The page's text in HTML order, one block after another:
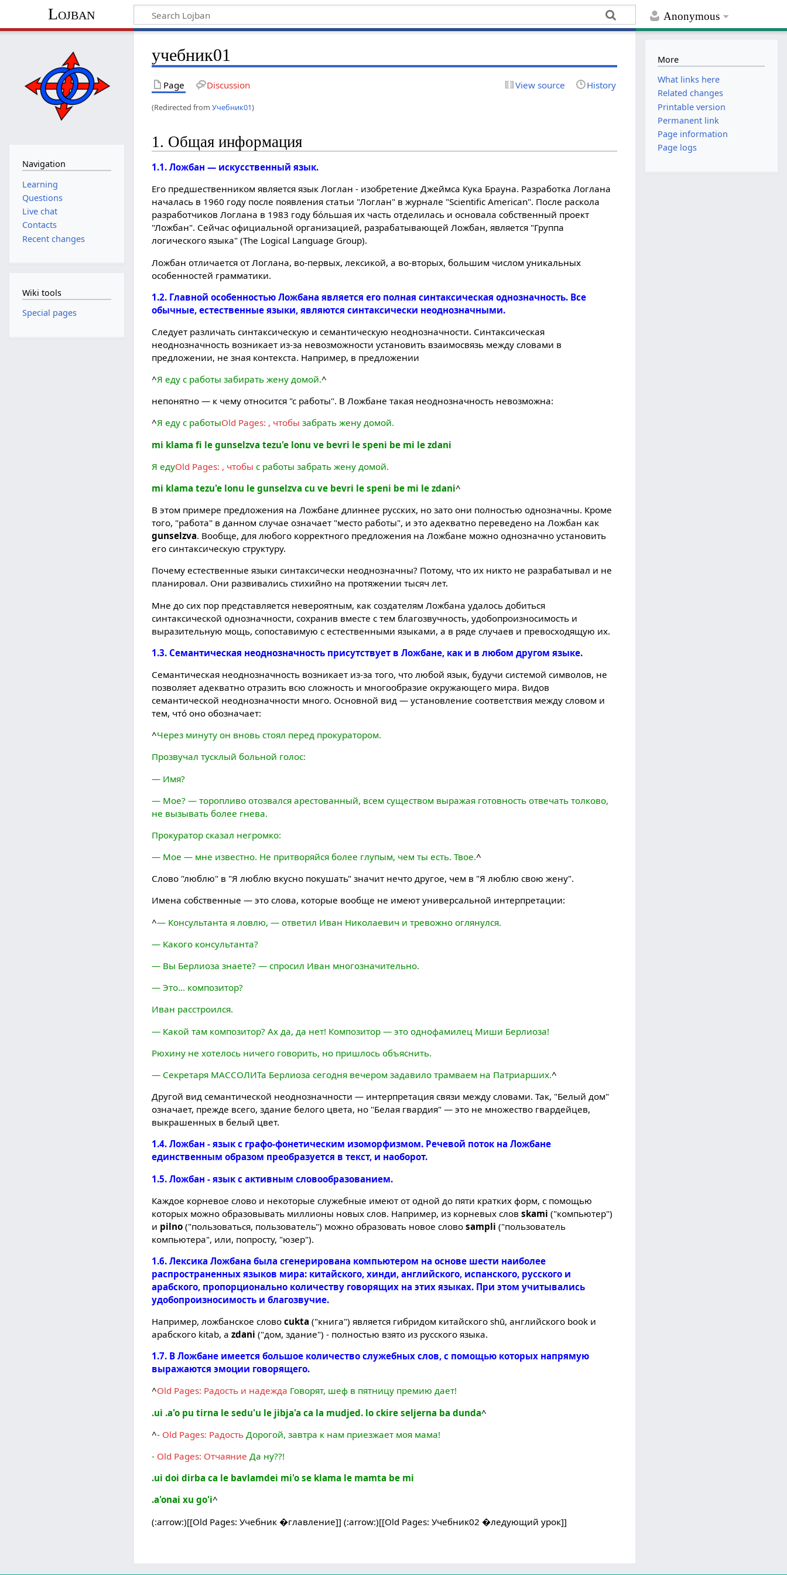
Anonymous
Lojban
учебник01
Page Discussion View source History
(Redirected fromУчебник01)
1. Общая информация
1.1. Ложбан — искусственный язык.
Его предшественником является язык Логлан - изобретение Джеймса Кука Брауна. Разработка Логлана
началась в 1960 году после появления статьи "Логлан" в журнале "Scientific American". После раскола
разработчиков Логлана в 1983 году бóльшая их часть отделилась и основала собственный проект
"Ложбан". Сейчас официальной организацией, разрабатывающей Ложбан, является "Группа
логического языка" (The Logical Language Group).
Ложбан отличается от Логлана, во-первых, лексикой, а во-вторых, большим числом уникальных
особенностей грамматики.
1.2. Главной особенностью Ложбана является его полная синтаксическая однозначность. Все
обычные, естественные языки, являются синтаксически неоднозначными.
Следует различать синтаксическую и семантическую неоднозначности. Синтаксическая
неоднозначность возникает из-за невозможности установить взаимосвязь между словами в
предложении, не зная контекста. Например, в предложении
^Я еду с работы забирать жену домой.^
непонятно — к чему относится "с работы". В Ложбане такая неоднозначность невозможна:
^Я еду с работыOld Pages: , чтобы забрать жену домой.
mi klama fi le gunselzva tezu'e lonu ve bevri le speni be mi le zdani
Я едуOld Pages: , чтобы с работы забрать жену домой.
mi klama tezu'e lonu le gunselzva cu ve bevri le speni be mi le zdani^
В этом примере предложения на Ложбане длиннее русских, но зато они полностью однозначны. Кроме
того, "работа" в данном случае означает "место работы", и это адекватно переведено на Ложбан как
gunselzva. Вообще, для любого корректного предложения на Ложбане можно однозначно установить
его синтаксическую структуру.
Почему естественные языки синтаксически неоднозначны? Потому, что их никто не разрабатывал и не
планировал. Они развивались стихийно на протяжении тысяч лет.
Мне до сих пор представляется невероятным, как создателям Ложбана удалось добиться
синтаксической однозначности, сохранив вместе с тем благозвучность, удобопроизносимость и
выразительную мощь, сопоставимую с естественными языками, а в ряде случаев и превосходящую их.
1.3. Семантическая неоднозначность присутствует в Ложбане, как и в любом другом языке.
Семантическая неоднозначность возникает из-за того, что любой язык, будучи системой символов, не
позволяет адекватно отразить всю сложность и многообразие окружающего мира. Видов
семантической неоднозначности много. Основной вид — установление соответствия между словом и
тем, чтó оно обозначает:
^Через минуту он вновь стоял перед прокуратором.
Прозвучал тусклый больной голос:
— Имя?
— Мое? — торопливо отозвался арестованный, всем существом выражая готовность отвечать толково,
не вызывать более гнева.
Прокуратор сказал негромко:
— Мое — мне известно. Не притворяйся более глупым, чем ты есть. Твое.^
Слово "люблю" в "Я люблю вкусно покушать" значит нечто другое, чем в "Я люблю свою жену".
Имена собственные — это слова, которые вообще не имеют универсальной интерпретации:
^— Консультанта я ловлю, — ответил Иван Николаевич и тревожно оглянулся.
— Какого консультанта?
— Вы Берлиоза знаете? — спросил Иван многозначительно.
— Это... композитор?
Иван расстроился.
— Какой там композитор? Ах да, да нет! Композитор — это однофамилец Миши Берлиоза!
Рюхину не хотелось ничего говорить, но пришлось объяснить.
— Секретаря МАССОЛИТа Берлиоза сегодня вечером задавило трамваем на Патриарших.^
Другой вид семантической неоднозначности — интерпретация связи между словами. Так, "Белый дом"
означает, прежде всего, здание белого цвета, но "Белая гвардия" — это не множество гвардейцев,
выкрашенных в белый цвет.
1.4. Ложбан - язык с графо-фонетическим изоморфизмом. Речевой поток на Ложбане
единственным образом преобразуется в текст, и наоборот.
1.5. Ложбан - язык с активным словообразованием.
Каждое корневое слово и некоторые служебные имеют от одной до пяти кратких форм, с помощью
которых можно образовывать миллионы новых слов. Например, из корневых словskami ("компьютер")
и pilno ("пользоваться, пользователь") можно образовать новое словоsampli ("пользователь
компьютера", или, попросту, "юзер").
1.6. Лексика Ложбана была сгенерирована компьютером на основе шести наиболее
распространенных языков мира: китайского, хинди, английского, испанского, русского и
арабского, пропорционально количеству говорящих на этих языках. При этом учитывались
удобопроизносимость и благозвучие.
Например, ложбанское словоcukta ("книга") является гибридом китайского shū, английского book и
арабского kitab, аzdani ("дом, здание") - полностью взято из русского языка.
1.7. В Ложбане имеется большое количество служебных слов, с помощью которых напрямую
выражаются эмоции говорящего.
^Old Pages: Радость и надежда Говорят, шеф в пятницу премию дает!
.ui .a'o pu tirna le sedu'u le jibja'a ca la mudjed. lo ckire seljerna ba dunda^
^- Old Pages: Радость Дорогой, завтра к нам приезжает моя мама!
- Old Pages: Отчаяние Да ну??!
.ui doi dirba ca le bavlamdei mi'o se klama le mamta be mi
.a'onai xu go'i^
(:arrow:)[[Old Pages: Учебник �главление]] (:arrow:)[[Old Pages: Учебник02 �ледующий урок]]
Navigation
Learning
Questions
Live chat
Contacts
Recent changes
Wiki tools
Special pages
More
What links here
Related changes
Printable version
Permanent link
Page information
Page logs